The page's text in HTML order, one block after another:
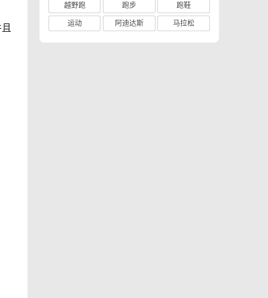
越野跑
跑步
跑鞋
运动
阿迪达斯 马拉松